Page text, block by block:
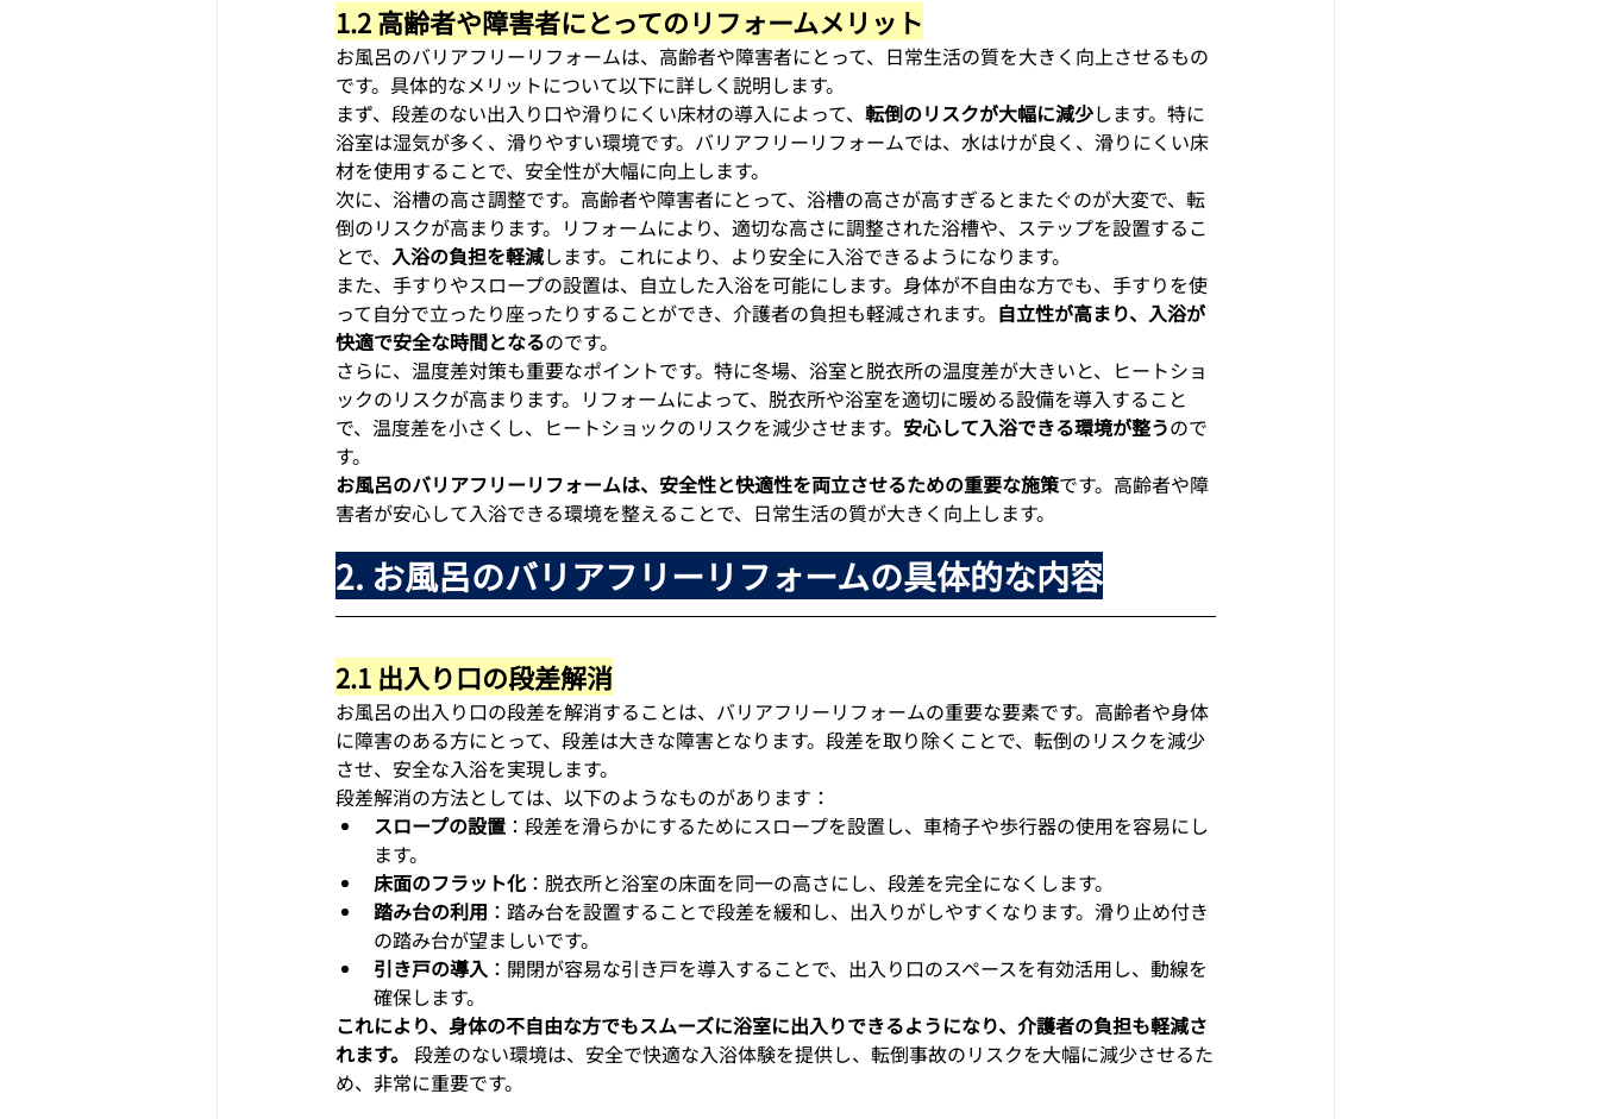
1.2 高齢者や障害者にとってのリフォームメリット
お風呂のバリアフリーリフォームは、高齢者や障害者にとって、日常生活の質を大きく向上させるもの
です。具体的なメリットについて以下に詳しく説明します。
まず、段差のない出入り口や滑りにくい床材の導入によって、 転倒のリスクが大幅に減少します。特に
浴室は湿気が多く、滑りやすい環境です。バリアフリーリフォームでは、水はけが良く、滑りにくい床
材を使用することで、安全性が大幅に向上します。
次に、浴槽の高さ調整です。高齢者や障害者にとって、浴槽の高さが高すぎるとまたぐのが大変で、転
倒のリスクが高まります。リフォームにより、適切な高さに調整された浴槽や、ステップを設置するこ
とで、 入浴の負担を軽減します。これにより、より安全に入浴できるようになります。
また、手すりやスロープの設置は、自立した入浴を可能にします。身体が不自由な方でも、手すりを使
って自分で立ったり座ったりすることができ、介護者の負担も軽減されます。 自立性が高まり、入浴が
快適で安全な時間となるのです。
さらに、温度差対策も重要なポイントです。特に冬場、浴室と脱衣所の温度差が大きいと、ヒートショ
ックのリスクが高まります。リフォームによって、脱衣所や浴室を適切に暖める設備を導入すること
で、温度差を小さくし、ヒートショックのリスクを減少させます。 安心して入浴できる環境が整うので
す。
お風呂のバリアフリーリフォームは、安全性と快適性を両立させるための重要な施策です。高齢者や障
害者が安心して入浴できる環境を整えることで、日常生活の質が大きく向上します。
2. お風呂のバリアフリーリフォームの具体的な内容
2.1 出入り口の段差解消
お風呂の出入り口の段差を解消することは、バリアフリーリフォームの重要な要素です。高齢者や身体
に障害のある方にとって、段差は大きな障害となります。段差を取り除くことで、転倒のリスクを減少
させ、安全な入浴を実現します。
段差解消の方法としては、以下のようなものがあります：
スロープの設置 ：段差を滑らかにするためにスロープを設置し、車椅子や歩行器の使用を容易にし
ます。
床面のフラット化 ：脱衣所と浴室の床面を同一の高さにし、段差を完全になくします。
踏み台の利用 ：踏み台を設置することで段差を緩和し、出入りがしやすくなります。滑り止め付き
の踏み台が望ましいです。
引き戸の導入 ：開閉が容易な引き戸を導入することで、出入り口のスペースを有効活用し、動線を
確保します。
これにより、身体の不自由な方でもスムーズに浴室に出入りできるようになり、介護者の負担も軽減さ
れます。 段差のない環境は、安全で快適な入浴体験を提供し、転倒事故のリスクを大幅に減少させるた
め、非常に重要です。